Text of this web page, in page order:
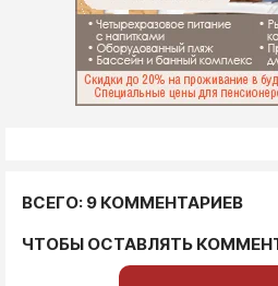
ВСЕГО: 9 КОММЕНТАРИЕВ
ЧТОБЫ ОСТАВЛЯТЬ